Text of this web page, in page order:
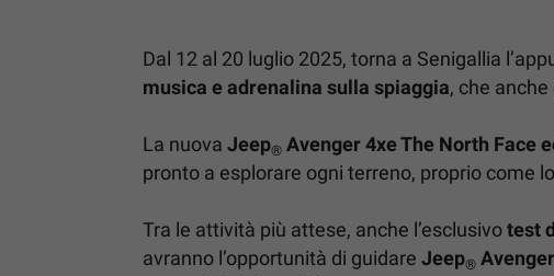
Dal 12 al 20 luglio 2025, torna a Senigallia
musica e adrenalina sulla spiaggia, che
La nuova Jeep® Avenger 4xe The North Face
pronto a esplorare ogni terreno, proprio come
Tra le attività più attese, anche l’esclusivotest
avranno l’opportunità di guidare Jeep®